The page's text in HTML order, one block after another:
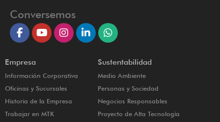
Conversemos
Empresa
Información Corporativa
Oficinas y Sucursales
Historia de la Empresa
Trabajar en MTK
Sustentabilidad
Medio Ambiente
Personas y Sociedad
Negocios Responsables
Proyecto de Alta Tecnología